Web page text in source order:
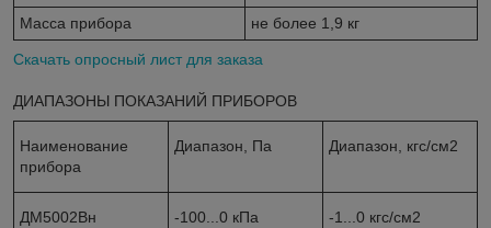
Масса прибора не более 1,9 кг
Скачать опросный лист для заказа
ДИАПАЗОНЫ ПОКАЗАНИЙ ПРИБОРОВ
Наименование
прибора
Диапазон, Па Диапазон, кгс/см2
ДМ5002Вн -100...0 кПа -1...0 кгс/см2